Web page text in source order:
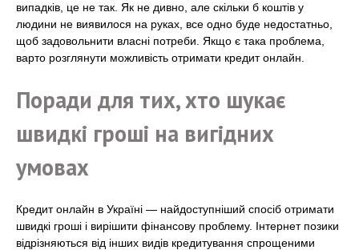
випадків, це не так. Як не дивно, але скільки б коштів у
людини не виявилося на руках, все одно буде недостатньо,
щоб задовольнити власні потреби. Якщо є така проблема,
варто розглянути можливість отримати кредит онлайн.
Поради для тих, хто шукає
швидкі гроші на вигідних
умовах
Кредит онлайн в Україні — найдоступніший спосіб отримати
швидкі гроші і вирішити фінансову проблему. Інтернет позики
відрізняються від інших видів кредитування спрощеними